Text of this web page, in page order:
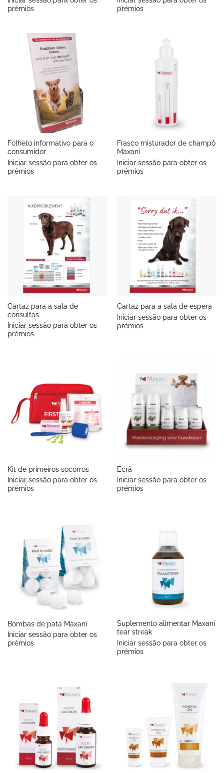
prémios
prémios
Folheto informativo para o
consumidor
Iniciar sessão para obter os
prémios
Frasco misturador de champô
Maxani
Iniciar sessão para obter os
prémios
Cartaz para a sala de
consultas
Iniciar sessão para obter os
prémios
Cartaz para a sala de espera
Iniciar sessão para obter os
prémios
Kit de primeiros socorros
Iniciar sessão para obter os
prémios
Ecrã
Iniciar sessão para obter os
prémios
Bombas de pata Maxani
Iniciar sessão para obter os
prémios
Suplemento alimentar Maxani
tear streak
Iniciar sessão para obter os
prémios